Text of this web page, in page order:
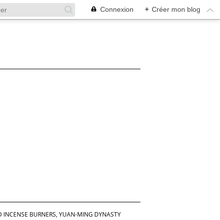
Connexion + Créer mon blog
BURNERS, YUAN-MING DYNASTY